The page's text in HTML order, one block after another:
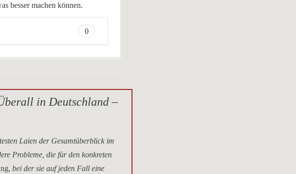
besser machen können.
0
in Deutschland –
Laien der Gesamtüberblick im
Probleme, die für den konkreten
bei der sie auf jeden Fall eine